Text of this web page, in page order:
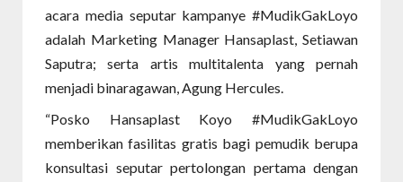
acara media seputar kampanye #MudikGakLoyo
adalah Marketing Manager Hansaplast, Setiawan
Saputra; serta artis multitalenta yang pernah
menjadi binaragawan, Agung Hercules.
“Posko Hansaplast Koyo #MudikGakLoyo
memberikan fasilitas gratis bagi pemudik berupa
konsultasi seputar pertolongan pertama dengan